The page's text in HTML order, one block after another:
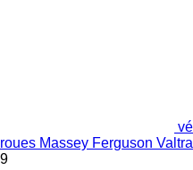
roues Massey Ferguson Valtra
9